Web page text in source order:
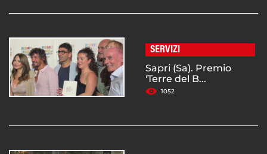
SERVIZI
Sapri (Sa). Premio
'Terre del B...
1052